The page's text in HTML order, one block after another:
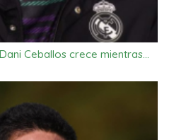
Ceballos crece mientras…